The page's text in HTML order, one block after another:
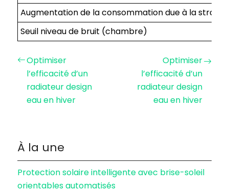
Augmentation de la consommation due à la
Seuil niveau de bruit (chambre)
Optimiser
l’efficacité d’un
radiateur design
eau en hiver
Optimiser
l’efficacité d’un
radiateur design
eau en hiver
À la une
Protection solaire intelligente avec brise-soleil
orientables automatisés